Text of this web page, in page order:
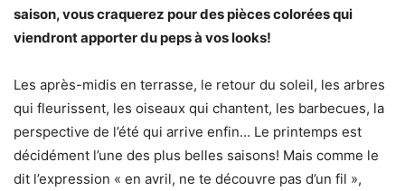
saison, vous craquerez pour des pièces colorées qui
viendront apporter du peps à vos looks!
Les après-midis en terrasse, le retour du soleil, les arbres
qui fleurissent, les oiseaux qui chantent, les barbecues, la
perspective de l’été qui arrive enfin… Le printemps est
décidément l’une des plus belles saisons! Mais comme le
dit l’expression « en avril, ne te découvre pas d’un fil »,